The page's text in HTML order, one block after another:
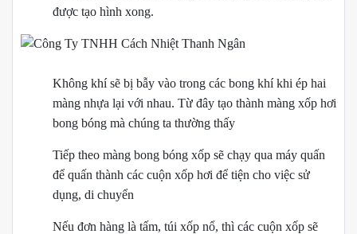
được tạo hình xong.
Không khí sẽ bị bẫy vào trong các bong khí khi ép hai
màng nhựa lại với nhau. Từ đây tạo thành màng xốp hơi
bong bóng mà chúng ta thường thấy
Tiếp theo màng bong bóng xốp sẽ chạy qua máy quấn
để quấn thành các cuộn xốp hơi để tiện cho việc sử
dụng, di chuyển
Nếu đơn hàng là tấm, túi xốp nổ, thì các cuộn xốp sẽ